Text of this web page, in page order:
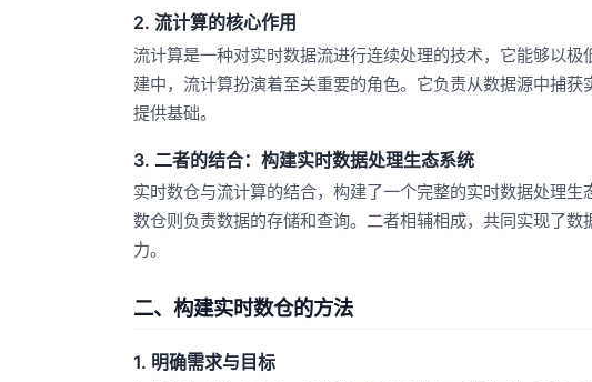
2. 流计算的核心作用
流计算是一种对实时数据流进行连续处理的技术，它能够以
建中，流计算扮演着至关重要的角色。它负责从数据源中捕
提供基础。
3. 二者的结合：构建实时数据处理生态系统
实时数仓与流计算的结合，构建了一个完整的实时数据处理
数仓则负责数据的存储和查询。二者相辅相成，共同实现了
力。
二、构建实时数仓的方法
1. 明确需求与目标